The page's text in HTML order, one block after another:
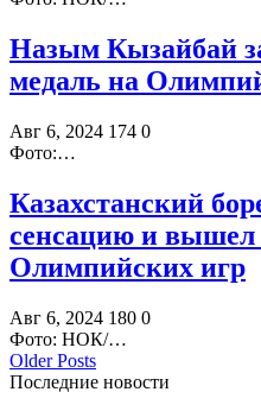
Назым Кызайбай
медаль на
Авг 6, 2024 174 0
Фото:…
Казахстанский
сенсацию и
Олимпийских игр
Авг 6, 2024 180 0
Фото: НОК/…
Older Posts
Последние новости